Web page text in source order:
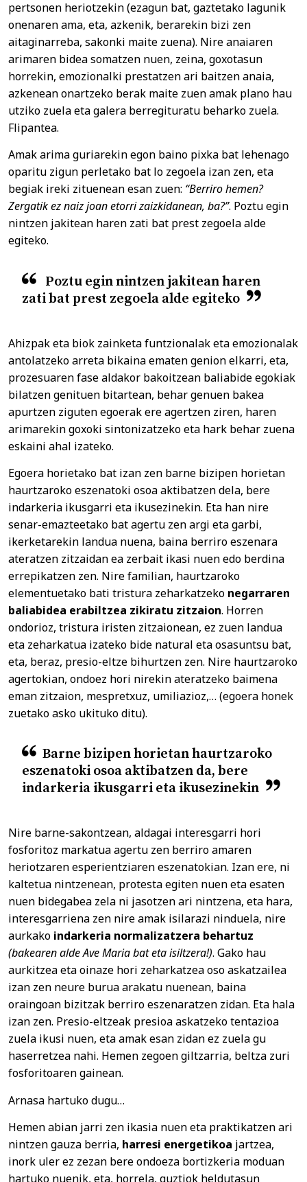
pertsonen heriotzekin (ezagun bat, gaztetako lagunik
onenaren ama, eta, azkenik, berarekin bizi zen
aitaginarreba, sakonki maite zuena). Nire anaiaren
arimaren bidea somatzen nuen, zeina, goxotasun
horrekin, emozionalki prestatzen ari baitzen anaia,
azkenean onartzeko berak maite zuen amak plano hau
utziko zuela eta galera berregituratu beharko zuela.
Flipantea.
Amak arima guriarekin egon baino pixka bat lehenago
oparitu zigun perletako bat lo zegoela izan zen, eta
begiak ireki zituenean esan zuen: “Berriro hemen?
Zergatik ez naiz joan etorri zaizkidanean, ba?”. Poztu egin
nintzen jakitean haren zati bat prest zegoela alde
egiteko.
Poztu egin nintzen jakitean haren
zati bat prest zegoela alde egiteko
Ahizpak eta biok zainketa funtzionalak eta emozionalak
antolatzeko arreta bikaina ematen genion elkarri, eta,
prozesuaren fase aldakor bakoitzean baliabide egokiak
bilatzen genituen bitartean, behar genuen bakea
apurtzen ziguten egoerak ere agertzen ziren, haren
arimarekin goxoki sintonizatzeko eta hark behar zuena
eskaini ahal izateko.
Egoera horietako bat izan zen barne bizipen horietan
haurtzaroko eszenatoki osoa aktibatzen dela, bere
indarkeria ikusgarri eta ikusezinekin. Eta han nire
senar-emazteetako bat agertu zen argi eta garbi,
ikerketarekin landua nuena, baina berriro eszenara
ateratzen zitzaidan ea zerbait ikasi nuen edo berdina
errepikatzen zen. Nire familian, haurtzaroko
elementuetako bati tristura zeharkatzeko negarraren
baliabidea erabiltzea zikiratu zitzaion. Horren
ondorioz, tristura iristen zitzaionean, ez zuen landua
eta zeharkatua izateko bide natural eta osasuntsu bat,
eta, beraz, presio-eltze bihurtzen zen. Nire haurtzaroko
agertokian, ondoez hori nirekin ateratzeko baimena
eman zitzaion, mespretxuz, umiliazioz,… (egoera honek
zuetako asko ukituko ditu).
Barne bizipen horietan haurtzaroko
eszenatoki osoa aktibatzen da, bere
indarkeria ikusgarri eta ikusezinekin
Nire barne-sakontzean, aldagai interesgarri hori
fosforitoz markatua agertu zen berriro amaren
heriotzaren esperientziaren eszenatokian. Izan ere, ni
kaltetua nintzenean, protesta egiten nuen eta esaten
nuen bidegabea zela ni jasotzen ari nintzena, eta hara,
interesgarriena zen nire amak isilarazi ninduela, nire
aurkako indarkeria normalizatzera behartuz
(bakearen alde Ave Maria bat eta isiltzera!). Gako hau
aurkitzea eta oinaze hori zeharkatzea oso askatzailea
izan zen neure burua arakatu nuenean, baina
oraingoan bizitzak berriro eszenaratzen zidan. Eta hala
izan zen. Presio-eltzeak presioa askatzeko tentazioa
zuela ikusi nuen, eta amak esan zidan ez zuela gu
haserretzea nahi. Hemen zegoen giltzarria, beltza zuri
fosforitoaren gainean.
Arnasa hartuko dugu…
Hemen abian jarri zen ikasia nuen eta praktikatzen ari
nintzen gauza berria, harresi energetikoa jartzea,
inork uler ez zezan bere ondoeza bortizkeria moduan
hartuko nuenik, eta, horrela, guztiok heldutasun